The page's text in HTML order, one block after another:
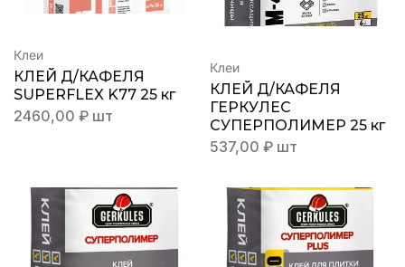
Клеи
КЛЕЙ Д/КАФЕЛЯ
SUPERFLEX K77 25 кг
2460,00 ₽ шт
Клеи
КЛЕЙ Д/КАФЕЛЯ
ГЕРКУЛЕС
СУПЕРПОЛИМЕР 25 кг
537,00 ₽ шт